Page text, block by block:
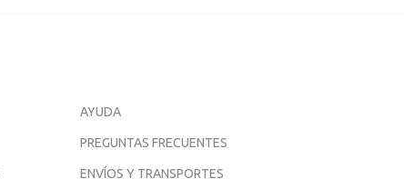
AYUDA
PREGUNTAS FRECUENTES
ENVÍOS Y TRANSPORTES